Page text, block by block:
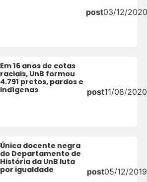
post03/12/
Em 16 anos de cotas
raciais, UnB formou
4.791 pretos, pardos e
indígenas
post11/08/2020
Única docente negra
do Departamento de
História da UnB luta
por igualdade
post05/12/2019